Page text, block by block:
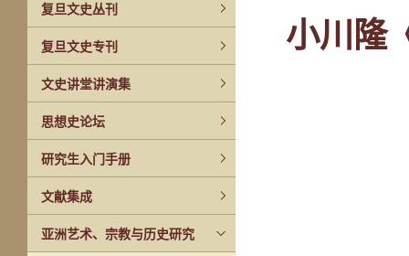
复旦文史丛刊
复旦文史专刊
文史讲堂讲演集
思想史论坛
研究生入门手册
文献集成
亚洲艺术、宗教与历史研究
小川隆